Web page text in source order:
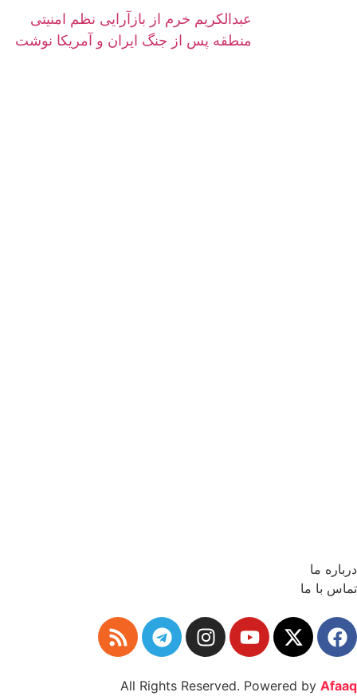
عبدالکریم خرم از بازآرایی نظم امنیتی
منطقه پس از جنگ ایران و آمریکا نوشت
درباره ما
تماس با ما
All Rights Reserved. Powered by Afaaq